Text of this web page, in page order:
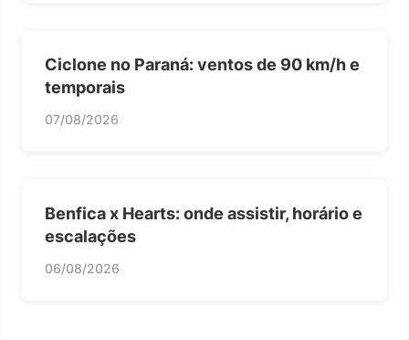
Ciclone no Paraná: ventos de 90 km/h e
temporais
07/08/2026
Benfica x Hearts: onde assistir, horário e
escalações
06/08/2026